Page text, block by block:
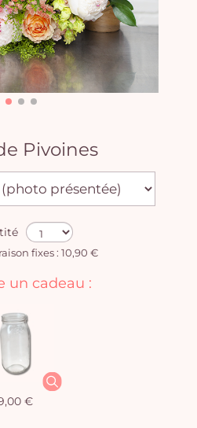
Pivoines
fixes : 10,90 €
un cadeau :
€